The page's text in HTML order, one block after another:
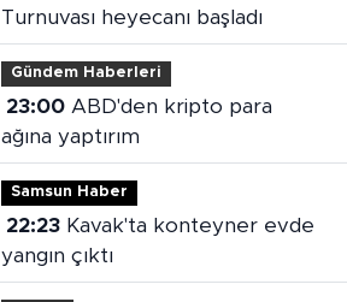
Turnuvası heyecanı başladı
Gündem Haberleri
23:00ABD'den kripto para
ağına yaptırım
Samsun Haber
22:23Kavak'ta konteyner evde
yangın çıktı